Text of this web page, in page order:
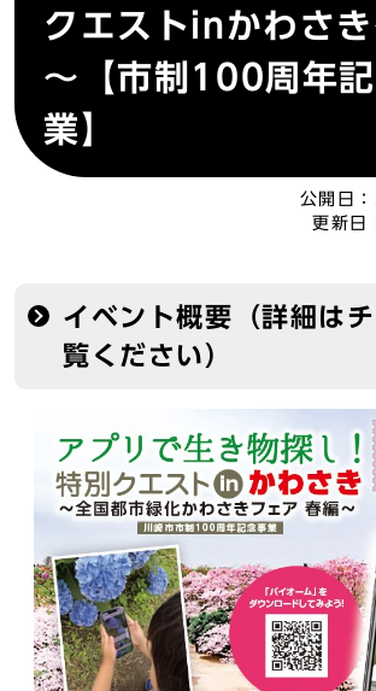
クエストinかわさ
～【市制100周年
業】
公開日：
更新日
イベント概要（詳細は
覧ください）